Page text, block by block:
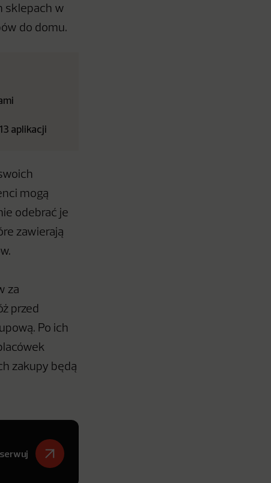
sklepach w
do domu.
aplikacji
mogą
odebrać je
zawierają
za
przed
Po ich
zakupy będą